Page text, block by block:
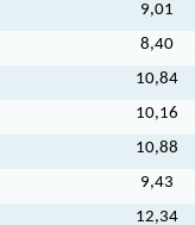
9,01
8,40
10,84
10,16
10,88
9,43
12,34